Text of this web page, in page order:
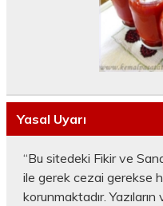
Yasal Uyarı
“Bu sitedeki Fikir ve
ile gerek cezai gerekse
korunmaktadır.